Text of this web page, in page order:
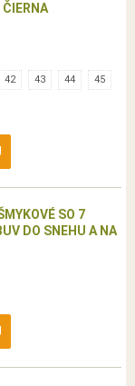
42 43 44 45
SO 7
DO SNEHU A NA